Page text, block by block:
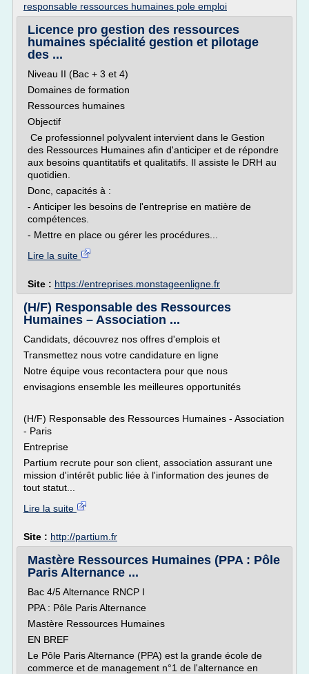
responsable ressources humaines pole emploi
Licence pro gestion des ressources
humaines spécialité gestion et pilotage
des ...
Niveau II (Bac + 3 et 4)
Domaines de formation
Ressources humaines
Objectif
Ce professionnel polyvalent intervient dans le Gestion
des Ressources Humaines afin d'anticiper et de répondre
aux besoins quantitatifs et qualitatifs. Il assiste le DRH au
quotidien.
Donc, capacités à :
- Anticiper les besoins de l'entreprise en matière de
compétences.
- Mettre en place ou gérer les procédures...
Lire la suite
Site : https://entreprises.monstageenligne.fr
(H/F) Responsable des Ressources
Humaines – Association ...
Candidats, découvrez nos offres d'emplois et
Transmettez nous votre candidature en ligne
Notre équipe vous recontactera pour que nous
envisagions ensemble les meilleures opportunités
(H/F) Responsable des Ressources Humaines - Association
- Paris
Entreprise
Partium recrute pour son client, association assurant une
mission d'intérêt public liée à l'information des jeunes de
tout statut...
Lire la suite
Site : http://partium.fr
Mastère Ressources Humaines (PPA : Pôle
Paris Alternance ...
Bac 4/5 Alternance RNCP I
PPA : Pôle Paris Alternance
Mastère Ressources Humaines
EN BREF
Le Pôle Paris Alternance (PPA) est la grande école de
commerce et de management n°1 de l'alternance en